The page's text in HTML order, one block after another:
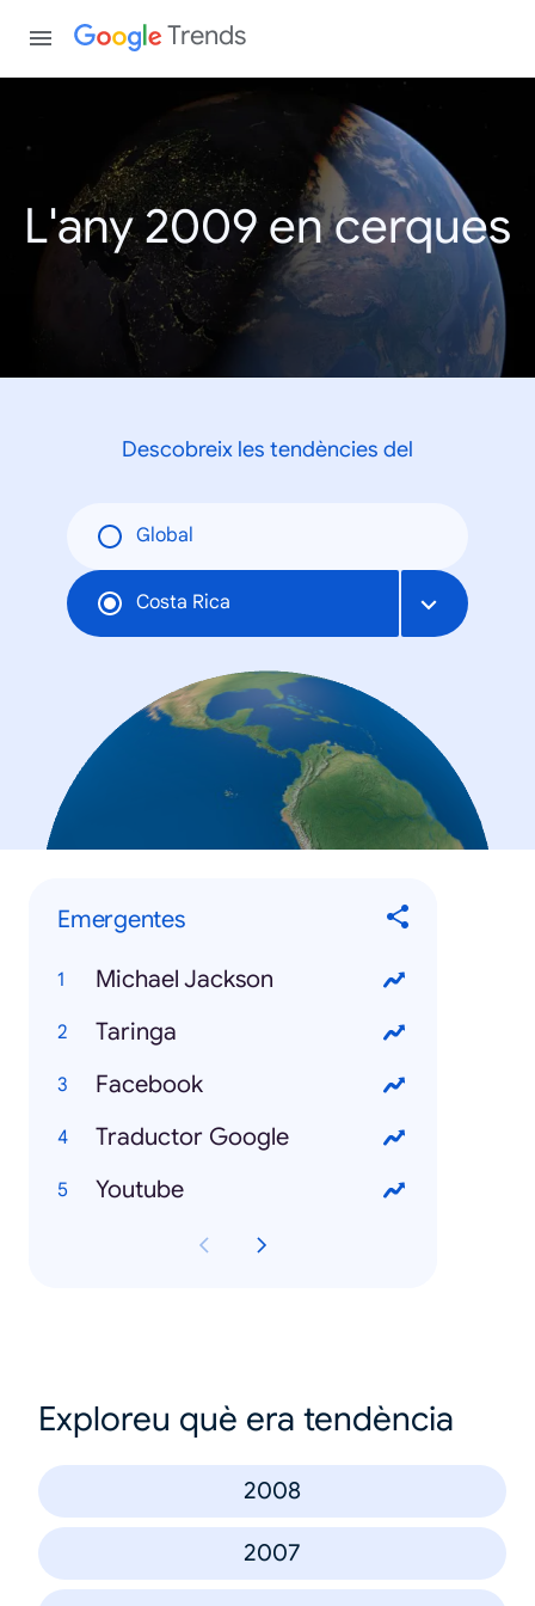
Trends
L'any 2009 en cerques
Descobreix les tendències del
Global
Costa Rica
Emergentes
Michael Jackson
Taringa
Facebook
Traductor Google
Youtube
Exploreu què era tendència
2008
2007